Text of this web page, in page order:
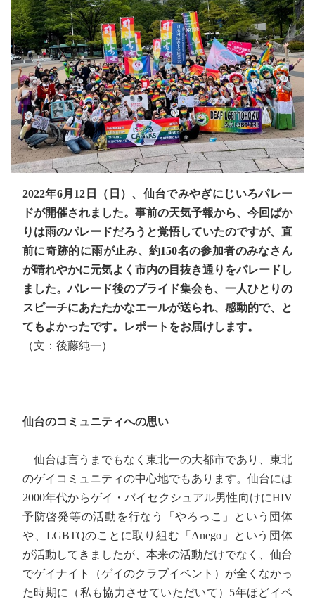
2022年6月12日（日）、仙台でみやぎにじいろパレー
ドが開催されました。事前の天気予報から、今回ばか
りは雨のパレードだろうと覚悟していたのですが、直
前に奇跡的に雨が止み、約150名の参加者のみなさん
が晴れやかに元気よく市内の目抜き通りをパレードし
ました。パレード後のプライド集会も、一人ひとりの
スピーチにあたたかなエールが送られ、感動的で、と
てもよかったです。レポートをお届けします。
（文：後藤純一）
仙台のコミュニティへの思い
仙台は言うまでもなく東北一の大都市であり、東北
のゲイコミュニティの中心地でもあります。仙台には
2000年代からゲイ・バイセクシュアル男性向けにHIV
予防啓発等の活動を行なう「やろっこ」という団体
や、LGBTQのことに取り組む「Anego」という団体
が活動してきましたが、本来の活動だけでなく、仙台
でゲイナイト（ゲイのクラブイベント）が全くなかっ
た時期に（私も協力させていただいて）5年ほどイベ